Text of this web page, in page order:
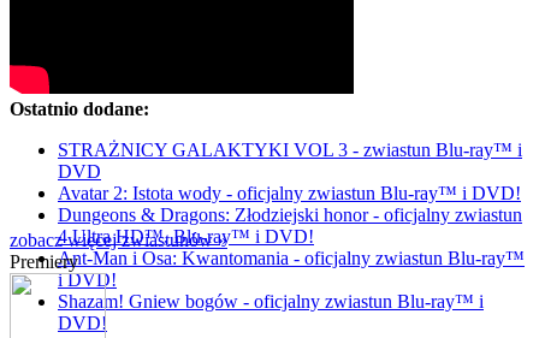
Ostatnio dodane:
STRAŻNICY GALAKTYKI VOL 3 - zwiastun Blu-ray™ i
DVD
Avatar 2: Istota wody - oficjalny zwiastun Blu-ray™ i DVD!
Dungeons & Dragons: Złodziejski honor - oficjalny zwiastun
4 Ultra HD™, Blu-ray™ i DVD!
Ant-Man i Osa: Kwantomania - oficjalny zwiastun Blu-ray™
i DVD!
Shazam! Gniew bogów - oficjalny zwiastun Blu-ray™ i
DVD!
zobacz więcej zwiastunów »
Premiery